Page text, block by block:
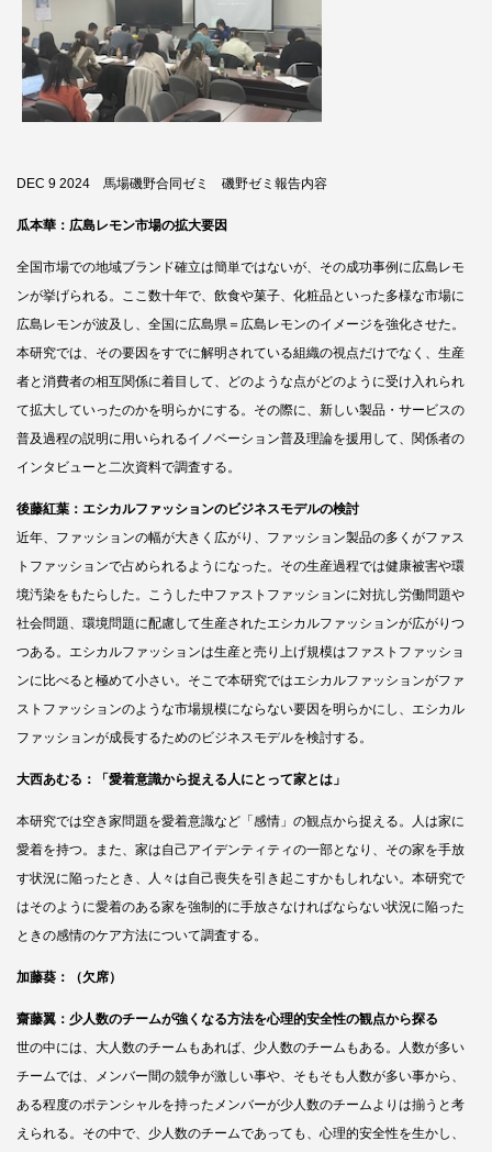
DEC 9 2024 馬場磯野合同ゼミ 磯野ゼミ報告内容
瓜本華：広島レモン市場の拡大要因
全国市場での地域ブランド確立は簡単ではないが、その成功事例に広島レモ
ンが挙げられる。ここ数十年で、飲食や菓子、化粧品といった多様な市場に
広島レモンが波及し、全国に広島県＝広島レモンのイメージを強化させた。
本研究では、その要因をすでに解明されている組織の視点だけでなく、生産
者と消費者の相互関係に着目して、どのような点がどのように受け入れられ
て拡大していったのかを明らかにする。その際に、新しい製品・サービスの
普及過程の説明に用いられるイノベーション普及理論を援用して、関係者の
インタビューと二次資料で調査する。
後藤紅葉：エシカルファッションのビジネスモデルの検討
近年、ファッションの幅が大きく広がり、ファッション製品の多くがファス
トファッションで占められるようになった。その生産過程では健康被害や環
境汚染をもたらした。こうした中ファストファッションに対抗し労働問題や
社会問題、環境問題に配慮して生産されたエシカルファッションが広がりつ
つある。エシカルファッションは生産と売り上げ規模はファストファッショ
ンに比べると極めて小さい。そこで本研究ではエシカルファッションがファ
ストファッションのような市場規模にならない要因を明らかにし、エシカル
ファッションが成長するためのビジネスモデルを検討する。
大西あむる： 「愛着意識から捉える人にとって家とは」
本研究では空き家問題を愛着意識など「感情」の観点から捉える。人は家に
愛着を持つ。また、家は自己アイデンティティの一部となり、その家を手放
す状況に陥ったとき、人々は自己喪失を引き起こすかもしれない。本研究で
はそのように愛着のある家を強制的に手放さなければならない状況に陥った
ときの感情のケア方法について調査する。
加藤葵：（欠席）
齋藤翼：少人数のチームが強くなる方法を心理的安全性の観点から探る
世の中には、大人数のチームもあれば、少人数のチームもある。人数が多い
チームでは、メンバー間の競争が激しい事や、そもそも人数が多い事から、
ある程度のポテンシャルを持ったメンバーが少人数のチームよりは揃うと考
えられる。その中で、少人数のチームであっても、心理的安全性を生かし、